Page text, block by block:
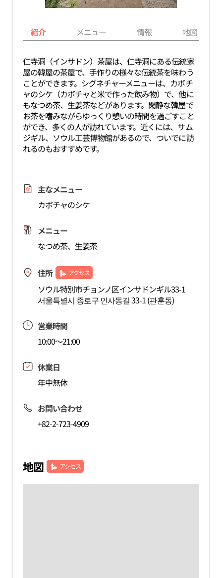
紹介 メニュー 情報 地図
仁寺洞（インサドン）茶屋は、仁寺洞にある伝統家
屋の韓屋の茶屋で、手作りの様々な伝統茶を味わう
ことができます。シグネチャーメニューは、カボチ
ャのシケ（カボチャと米で作った飲み物）で、他に
もなつめ茶、生姜茶などがあります。閑静な韓屋で
お茶を嗜みながらゆっくり憩いの時間を過ごすこと
ができ、多くの人が訪れています。近くには、サム
ジギル、ソウル工芸博物館があるので、ついでに訪
れるのもおすすめです。
主なメニュー
カボチャのシケ
メニュー
なつめ茶、生姜茶
住所 アクセス
ソウル特別市チョンノ区インサドンギル33-1
서울특별시 종로구 인사동길 33-1 (관훈동)
営業時間
10:00～21:00
休業日
年中無休
お問い合わせ
+82-2-723-4909
地図 アクセス